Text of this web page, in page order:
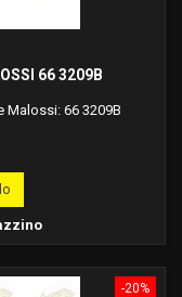
66 3209B
Malossi: 66 3209B
-20%